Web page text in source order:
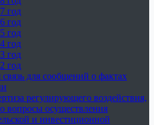
год
год
год
год
год
год
для сообщений о фактах
регулирующего воздействия,
вопросы осуществления
и инвестиционной